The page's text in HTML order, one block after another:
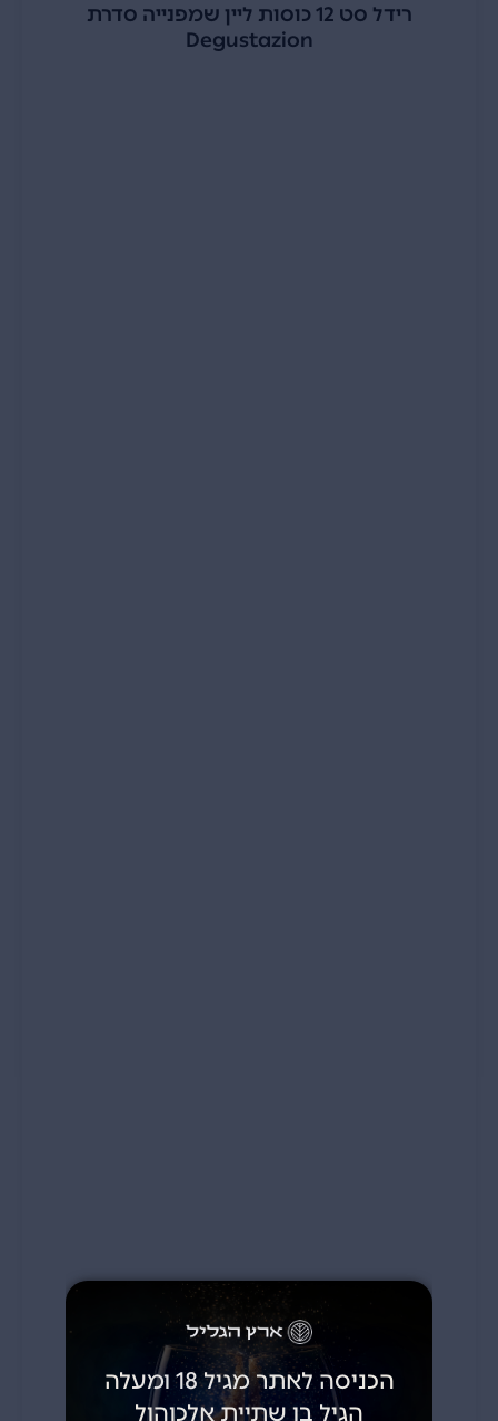
רידל סט 12 כוסות ליין שמפנייה סדרת
Degustazion
הכניסה לאתר מגיל 18 ומעלה
הגיל בו שתיית אלכוהול